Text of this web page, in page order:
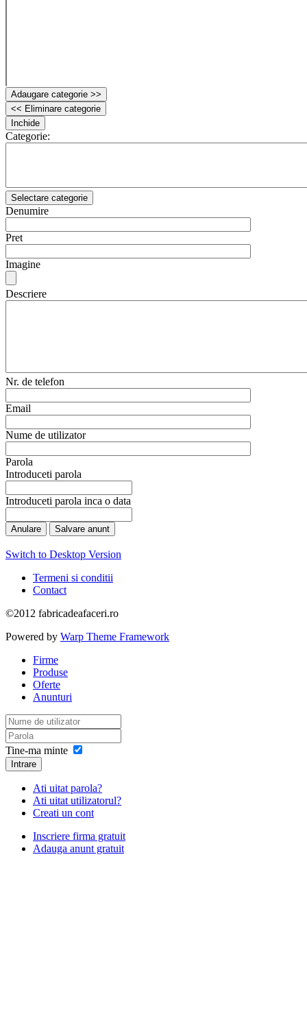
Adaugare categorie >>
<< Eliminare categorie
Inchide
Categorie:
Selectare categorie
Denumire
Pret
Imagine
Descriere
Nr. de telefon
Email
Nume de utilizator
Parola
Introduceti parola
Introduceti parola inca o data
Anulare
Switch to Desktop Version
Termeni si conditii
Contact
©2012 fabricadeafaceri.ro
Powered by Warp Theme Framework
Firme
Produse
Oferte
Anunturi
Tine-ma minte
Intrare
Ati uitat parola?
Ati uitat utilizatorul?
Creati un cont
Inscriere firma gratuit
Adauga anunt gratuit